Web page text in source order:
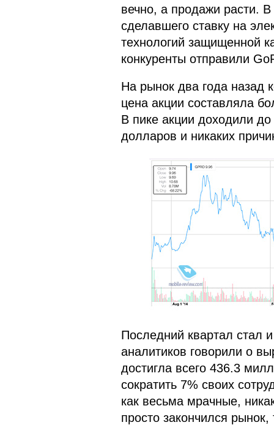
вечно, а продажи расти. В
сделавшего ставку на
технологий защищенной
конкуренты отправили
На рынок два года назад
цена акции составляла
В пике акции доходили
долларов и никаких
Последний квартал стал
аналитиков говорили о
достигла всего 436.3
сократить 7% своих
как весьма мрачные,
просто закончился